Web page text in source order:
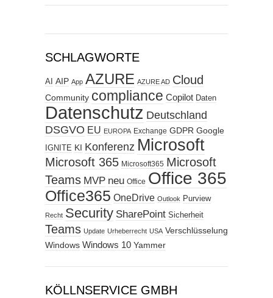
SCHLAGWORTE
AI AIP App AZURE AZURE AD Cloud
Community compliance Copilot Daten
Datenschutz Deutschland
DSGVO EU EUROPA Exchange GDPR Google
IGNITE KI Konferenz Microsoft
Microsoft 365 Microsoft365 Microsoft
Teams MVP neu Office Office 365
Office365 OneDrive Outlook Purview
Recht Security SharePoint Sicherheit
Teams Update Urheberrecht USA Verschlüsselung
Windows Windows 10 Yammer
KÖLLNSERVICE GMBH